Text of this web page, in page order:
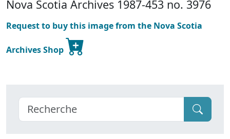
Nova Scotia Archives 1987-453 no. 3976
Request to buy this image from the Nova Scotia
Archives Shop